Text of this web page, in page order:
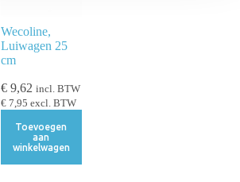
Wecoline,
Luiwagen 25
cm
€9,62 incl. BTW
€7,95 excl. BTW
Toevoegen
aan
winkelwagen